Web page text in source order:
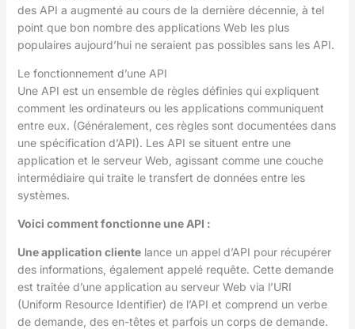
des API a augmenté au cours de la dernière décennie, à tel
point que bon nombre des applications Web les plus
populaires aujourd’hui ne seraient pas possibles sans les API.
Le fonctionnement d’une API
Une API est un ensemble de règles définies qui expliquent
comment les ordinateurs ou les applications communiquent
entre eux. (Généralement, ces règles sont documentées dans
une spécification d’API). Les API se situent entre une
application et le serveur Web, agissant comme une couche
intermédiaire qui traite le transfert de données entre les
systèmes.
Voici comment fonctionne une API :
Une application clientelance un appel d’API pour récupérer
des informations, également appelé requête. Cette demande
est traitée d’une application au serveur Web via l’URI
(Uniform Resource Identifier) de l’API et comprend un verbe
de demande, des en-têtes et parfois un corps de demande.